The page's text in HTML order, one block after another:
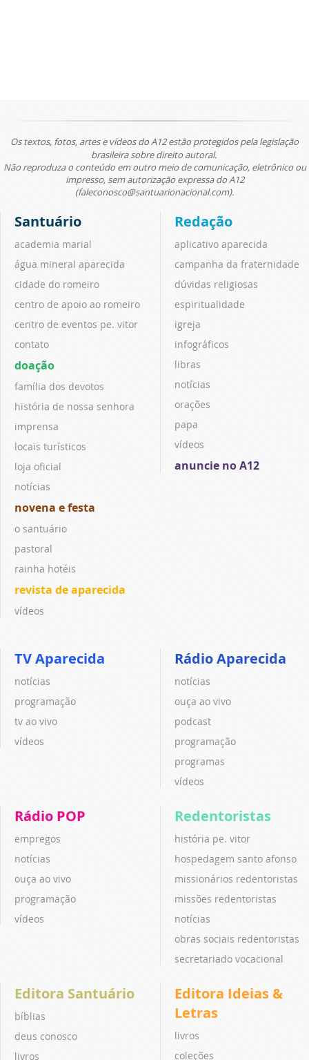
Os textos, fotos, artes e vídeos do A12 estão protegidos pela legislação
brasileira sobre direito autoral.
Não reproduza o conteúdo em outro meio de comunicação, eletrônico ou
impresso, sem autorização expressa do A12
(faleconosco@santuarionacional.com).
Santuário
academia marial
água mineral aparecida
cidade do romeiro
centro de apoio ao romeiro
centro de eventos pe. vitor
contato
doação
família dos devotos
história de nossa senhora
imprensa
locais turísticos
loja oficial
notícias
novena e festa
o santuário
pastoral
rainha hotéis
revista de aparecida
vídeos
Redação
aplicativo aparecida
campanha da fraternidade
dúvidas religiosas
espiritualidade
igreja
infográficos
libras
notícias
orações
papa
vídeos
anuncie no A12
TV Aparecida
notícias
programação
tv ao vivo
vídeos
Rádio Aparecida
notícias
ouça ao vivo
podcast
programação
programas
vídeos
Rádio POP
empregos
notícias
ouça ao vivo
programação
vídeos
Redentoristas
história pe. vitor
hospedagem santo afonso
missionários redentoristas
missões redentoristas
notícias
obras sociais redentoristas
secretariado vocacional
Editora Santuário
bíblias
deus conosco
livros
Editora Ideias &
Letras
livros
coleções